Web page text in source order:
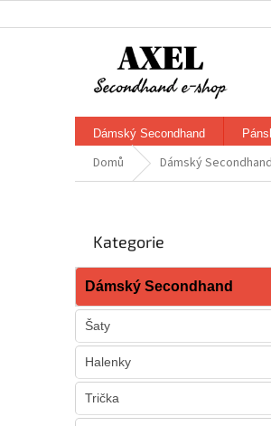
na
Dámský Secondhand
Domů Dámský Secondhand
r
n
í
a
n
kategorie
Kategorie
Dámský Secondhand
Šaty
Halenky
Trička